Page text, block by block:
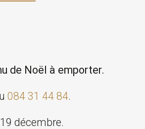
de Noël à emporter.
084 31 44 84.
décembre.